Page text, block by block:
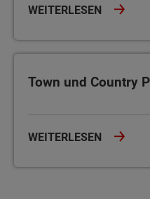
WEITERLESEN
Town und Country
WEITERLESEN